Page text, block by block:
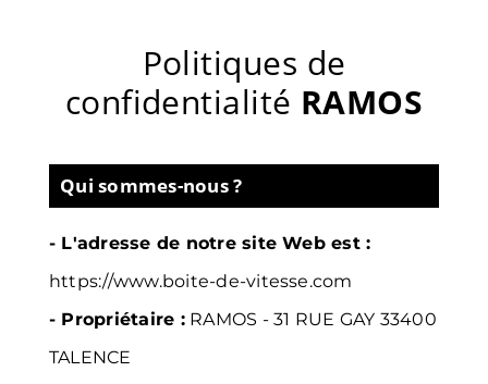
Politiques de
confidentialité RAMOS
Qui sommes-nous ?
- L'adresse de notre site Web est :
https://www.boite-de-vitesse.com
- Propriétaire :RAMOS -31 RUE GAY 33400
TALENCE